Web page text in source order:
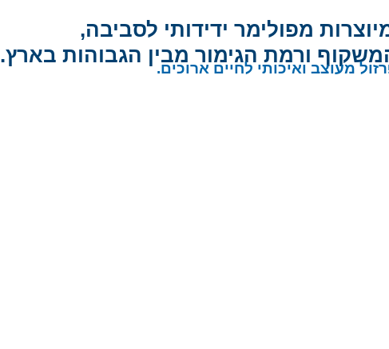
מפולימר ידידותי לסביבה,
ורמת הגימור מבין הגבוהות בארץ.
מעוצב ואיכותי לחיים ארוכים.